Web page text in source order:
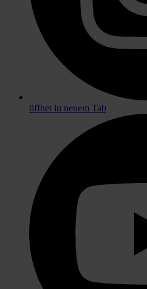
öffnet in neuem Tab